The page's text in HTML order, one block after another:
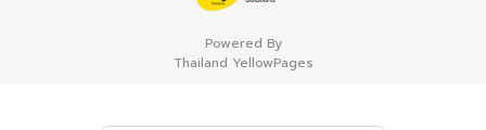
Powered By
Thailand YellowPages